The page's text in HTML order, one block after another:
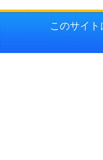
このサイト